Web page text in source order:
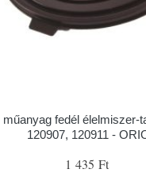
műanyag fedél élelmiszer-
120907, 120911 -
1 435 Ft